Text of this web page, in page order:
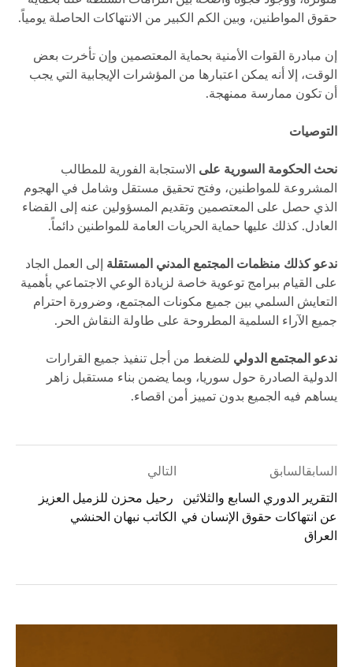
حقوق المواطنين، وبين الكم الكبير من الانتهاكات الحاصلة يومياً.
إن مبادرة القوات الأمنية بحماية المعتصمين وإن تأخرت بعض
الوقت، إلا أنه يمكن اعتبارها من المؤشرات الإيجابية التي يجب
أن تكون ممارسة ممنهجة.
التوصيات
نحث الحكومة السورية على الاستجابة الفورية للمطالب
المشروعة للمواطنين، وفتح تحقيق مستقل وشامل في الهجوم
الذي حصل على المعتصمين وتقديم المسؤولين عنه إلى القضاء
العادل. كذلك عليها حماية الحريات العامة للمواطنين دائماً.
ندعو كذلك منظمات المجتمع المدني المستقلة إلى العمل الجاد
على القيام ببرامج توعوية خاصة لزيادة الوعي الاجتماعي بأهمية
التعايش السلمي بين جميع مكونات المجتمع، وضرورة احترام
جميع الآراء السلمية المطروحة على طاولة النقاش الحر.
ندعو المجتمع الدولي للضغط من أجل تنفيذ جميع القرارات
الدولية الصادرة حول سوريا، وبما يضمن بناء مستقبل زاهر
يساهم فيه الجميع بدون تمييز أمن اقصاء.
السابقالسابق
التقرير الدوري السابع والثلاثين
عن انتهاكات حقوق الإنسان في
العراق
التالي
رحيل محزن للزميل العزيز
الكاتب نبهان الحنشي